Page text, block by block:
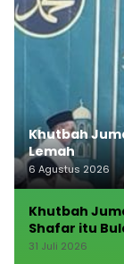
Khutbah
Lemah
6 Agustus 2026
Khutbah
Shafar itu
31 Juli 2026